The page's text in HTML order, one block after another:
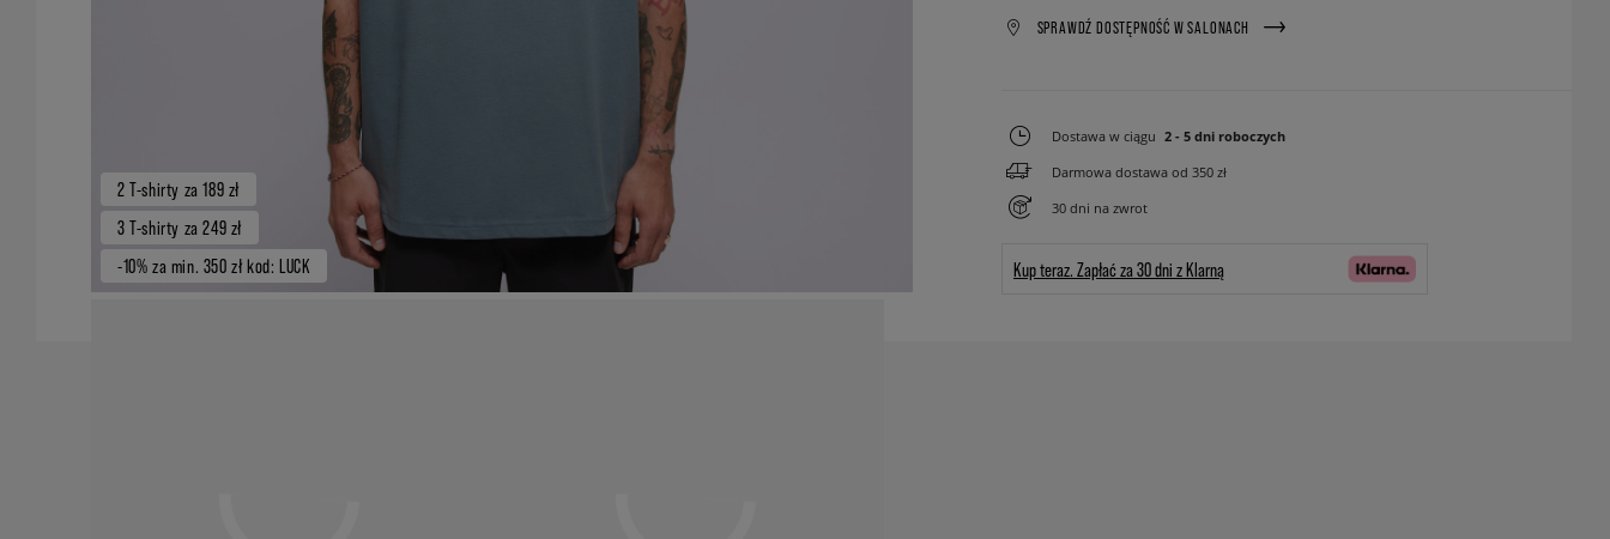
2 T-shirty za 189 zł
3 T-shirty za 249 zł
-10% za min. 350 zł kod: LUCK
SPRAWDŹ DOSTĘPNOŚĆ W SALONACH
Dostawa w ciągu 2 - 5 dni roboczych
Darmowa dostawa od 350 zł
30 dni na zwrot
Kup teraz. Zapłać za 30 dni z Klarną